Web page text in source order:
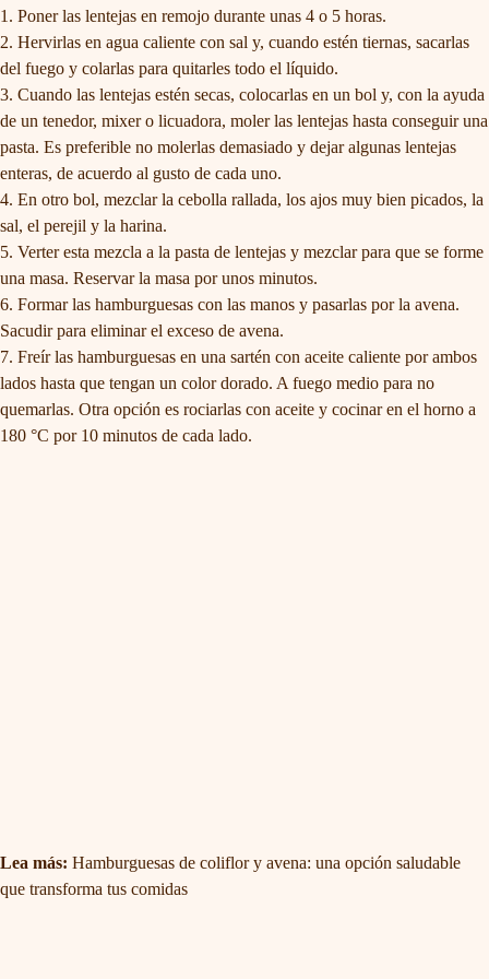
Poner las lentejas en remojo durante unas 4 o 5 horas.
Hervirlas en agua caliente con sal y, cuando estén tiernas, sacarlas
del fuego y colarlas para quitarles todo el líquido.
Cuando las lentejas estén secas, colocarlas en un bol y, con la ayuda
de un tenedor, mixer o licuadora, moler las lentejas hasta conseguir una
pasta. Es preferible no molerlas demasiado y dejar algunas lentejas
enteras, de acuerdo al gusto de cada uno.
En otro bol, mezclar la cebolla rallada, los ajos muy bien picados, la
sal, el perejil y la harina.
Verter esta mezcla a la pasta de lentejas y mezclar para que se forme
una masa. Reservar la masa por unos minutos.
Formar las hamburguesas con las manos y pasarlas por la avena.
Sacudir para eliminar el exceso de avena.
Freír las hamburguesas en una sartén con aceite caliente por ambos
lados hasta que tengan un color dorado. A fuego medio para no
quemarlas. Otra opción es rociarlas con aceite y cocinar en el horno a
180 °C por 10 minutos de cada lado.
Lea más: Hamburguesas de coliflor y avena: una opción saludable
que transforma tus comidas